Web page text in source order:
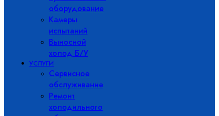
оборудование
Камеры
испытаний
Выносной
холод Б/У
УСЛУГИ
Сервисное
обслуживание
Ремонт
холодильного